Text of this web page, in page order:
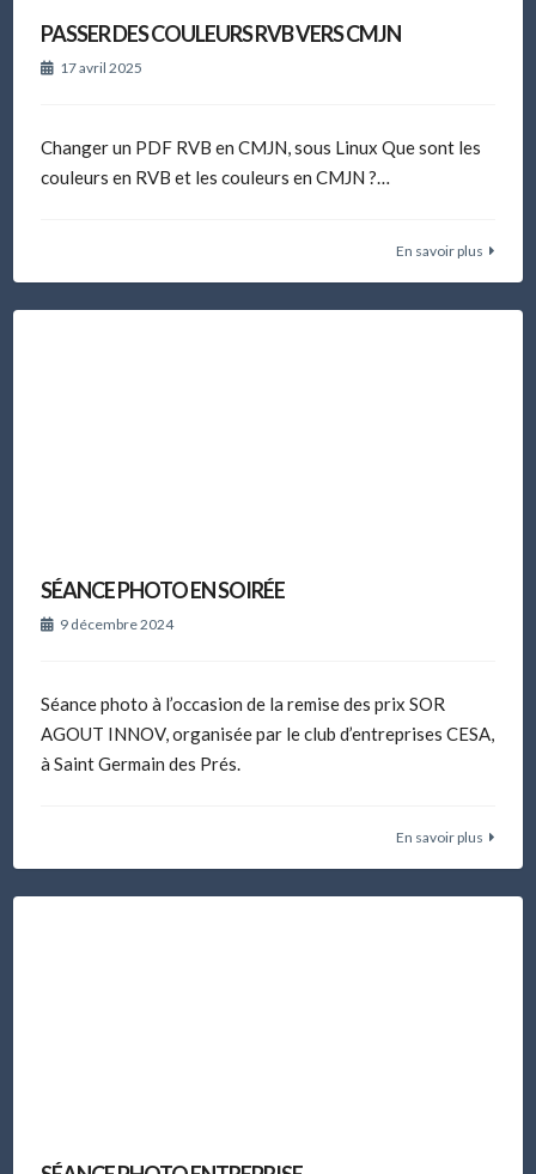
PASSER DES COULEURS RVB VERS CMJN
17 avril 2025
Changer un PDF RVB en CMJN, sous Linux Que sont les
couleurs en RVB et les couleurs en CMJN ?…
En savoir plus
SÉANCE PHOTO EN SOIRÉE
9 décembre 2024
Séance photo à l’occasion de la remise des prix SOR
AGOUT INNOV, organisée par le club d’entreprises CESA,
à Saint Germain des Prés.
En savoir plus